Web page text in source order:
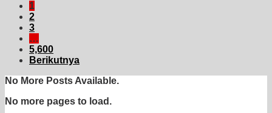
1
2
3
…
5,600
Berikutnya
No More Posts Available.
No more pages to load.